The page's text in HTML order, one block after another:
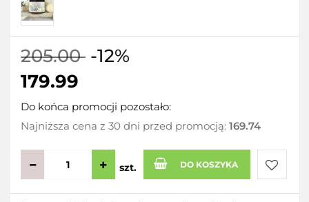
205.00 -12%
179.99
Do końca promocji pozostało:
Najniższa cena z 30 dni przed promocją: 169.74
szt. DO KOSZYKA
Do